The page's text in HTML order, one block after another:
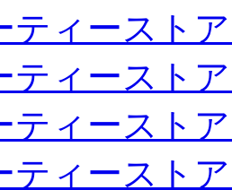
ティースト
ティースト
ティースト
ティースト